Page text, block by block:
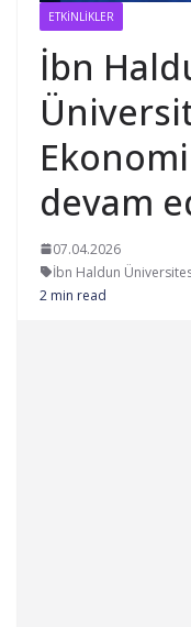
ETKINLIKLER
İbn
devam
07.04.2026
İbn Haldun
2 min read